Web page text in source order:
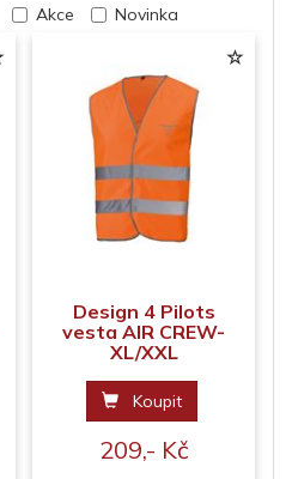
Akce Novinka
Design 4 Pilots
vesta AIR CREW-
XL/XXL
Koupit
209,- Kč